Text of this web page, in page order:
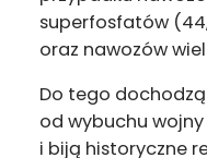
superfosfatów
oraz nawozów
Do tego
od wybuchu wojny
i biją historyczne